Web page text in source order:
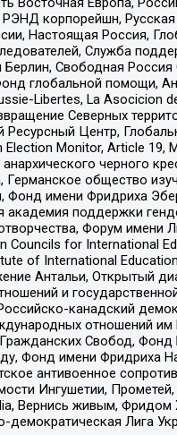
РЭНД корпорейшн,
Настоящая Россия,
Служба
Свободная Россия
глобальной помощи,
Libertes, La Asocicion
Северных
Ресурсный Центр,
Election Monitor, Article 19,
черного
Германское общество
Фонд имени Фридриха
академия поддержки
Форум имени
Councils for International
of International
Антальи, Открытый
и
канадский
отношений им
Свобод, Фонд
Фонд имени Фридриха
антивоенное
Ингушетии,
Вернись живым, Фридом
демократическая Лига